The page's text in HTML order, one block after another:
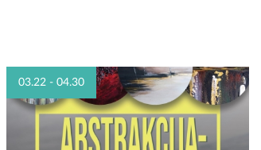
03.22 - 04.30